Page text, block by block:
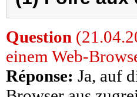
Question
einem Web-
Réponse: Ja, auf